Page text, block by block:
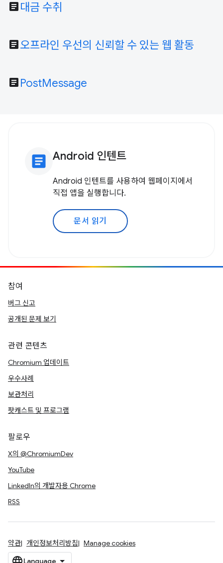
article 대금 수취
article오프라인 우선의 신뢰할 수 있는 웹 활동
article PostMessage
article Android 인텐트
Android 인텐트를 사용하여 웹페이지에서
직접 앱을 실행합니다.
문서 읽기
참여
버그 신고
공개된 문제 보기
관련 콘텐츠
Chromium 업데이트
우수사례
보관처리
팟캐스트 및 프로그램
팔로우
X의 @ChromiumDev
YouTube
LinkedIn의 개발자용 Chrome
RSS
약관 개인정보처리방침 Manage cookies